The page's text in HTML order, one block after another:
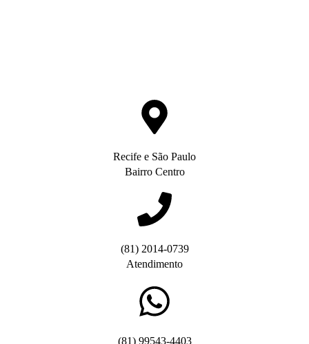
Recife e São Paulo
Bairro Centro
(81) 2014-0739
Atendimento
(81) 99543-4403